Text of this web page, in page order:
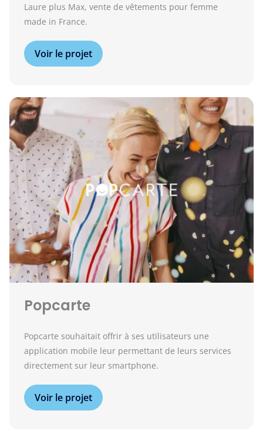
Laure plus Max, vente de vêtements pour femme
made in France.
Voir le projet
Popcarte
Popcarte souhaitait offrir à ses utilisateurs une
application mobile leur permettant de leurs services
directement sur leur smartphone.
Voir le projet